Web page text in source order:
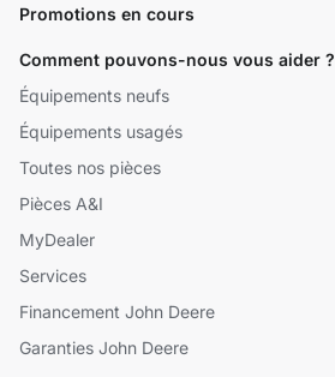
Promotions en cours
Comment pouvons-nous vous aider ?
Équipements neufs
Équipements usagés
Toutes nos pièces
Pièces A&I
MyDealer
Services
Financement John Deere
Garanties John Deere